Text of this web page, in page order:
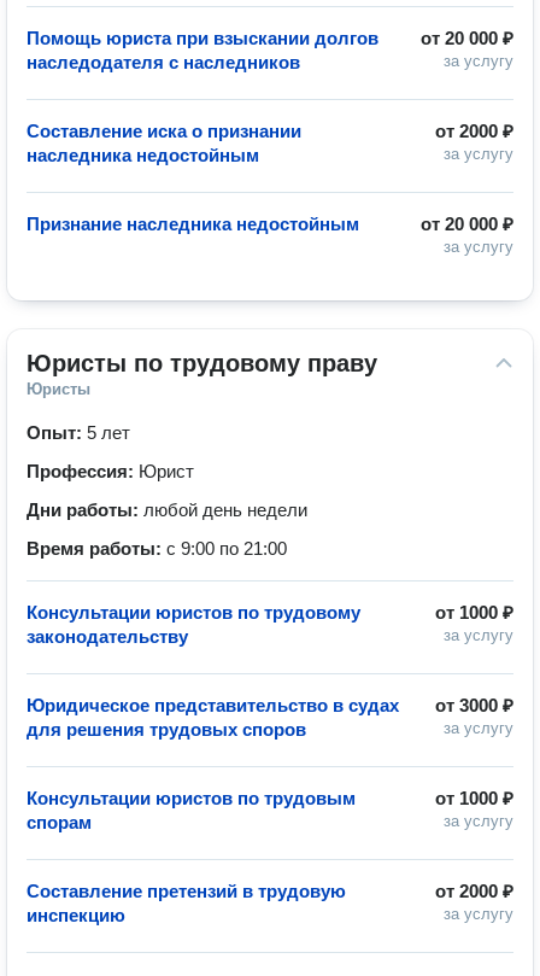
от 20 000 ₽
за услугу
Помощь юриста при взыскании долгов
наследодателя с наследников
от 2000 ₽
за услугу
Составление иска о признании
наследника недостойным
от 20 000 ₽
за услугу
Признание наследника недостойным
Юристы по трудовому праву
Юристы
Опыт: 5 лет
Профессия: Юрист
Дни работы: любой день недели
Время работы: с 9:00 по 21:00
от 1000 ₽
за услугу
Консультации юристов по трудовому
законодательству
от 3000 ₽
за услугу
Юридическое представительство в судах
для решения трудовых споров
от 1000 ₽
за услугу
Консультации юристов по трудовым
спорам
от 2000 ₽
за услугу
Составление претензий в трудовую
инспекцию